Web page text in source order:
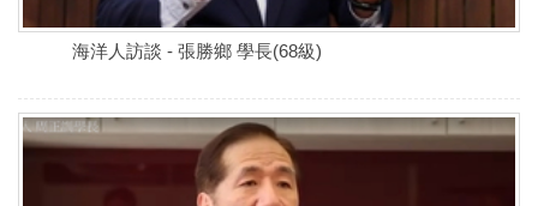
海洋人訪談 - 張勝鄉 學長(68級)